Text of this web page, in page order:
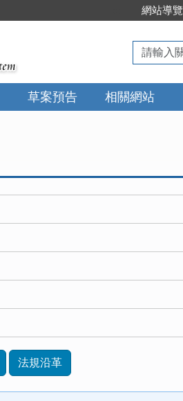
網站導覽
請
輸
入
關
鍵
草案預告 相關網站
法規沿革